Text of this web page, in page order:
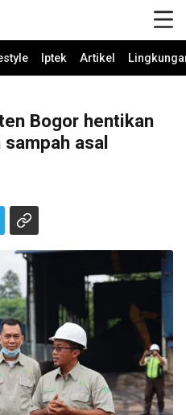
Iptek Artikel
Bogor hentikan
asal